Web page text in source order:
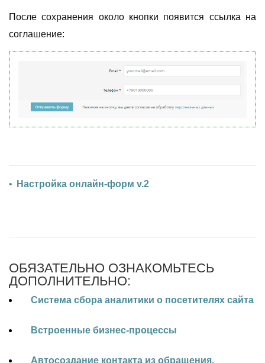
После сохранения около кнопки появится ссылка на
соглашение:
Настройка онлайн-форм v.2
ОБЯЗАТЕЛЬНО ОЗНАКОМЬТЕСЬ
ДОПОЛНИТЕЛЬНО:
Система сбора аналитики о посетителях сайта
Встроенные бизнес-процессы
Автосоздание контакта из обращения,